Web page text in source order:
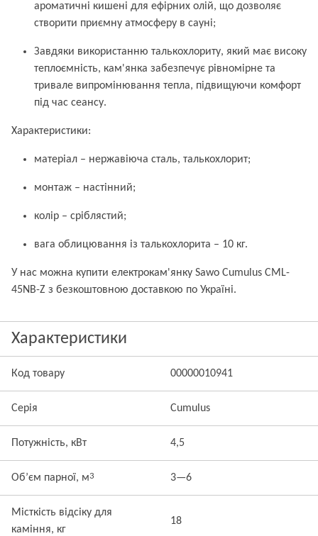
ароматичні кишені для ефірних олій, що дозволяє
створити приємну атмосферу в сауні;
Завдяки використанню талькохлориту, який має високу
теплоємність, кам'янка забезпечує рівномірне та
тривале випромінювання тепла, підвищуючи комфорт
під час сеансу.
Характеристики:
матеріал – нержавіюча сталь, талькохлорит;
монтаж – настінний;
колір – сріблястий;
вага облицювання із талькохлорита – 10 кг.
У нас можна купити електрокам'янку Sawo Cumulus CML-
45NB-Z з безкоштовною доставкою по Україні.
Характеристики
Код товару 00000010941
Серія Cumulus
Потужність, кВт 4,5
Об’єм парної, м3 3—6
Місткість відсіку для
каміння, кг
18